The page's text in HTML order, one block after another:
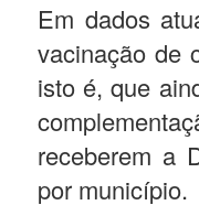
Em dados
vacinação de
isto é, que
receberem a
por município.